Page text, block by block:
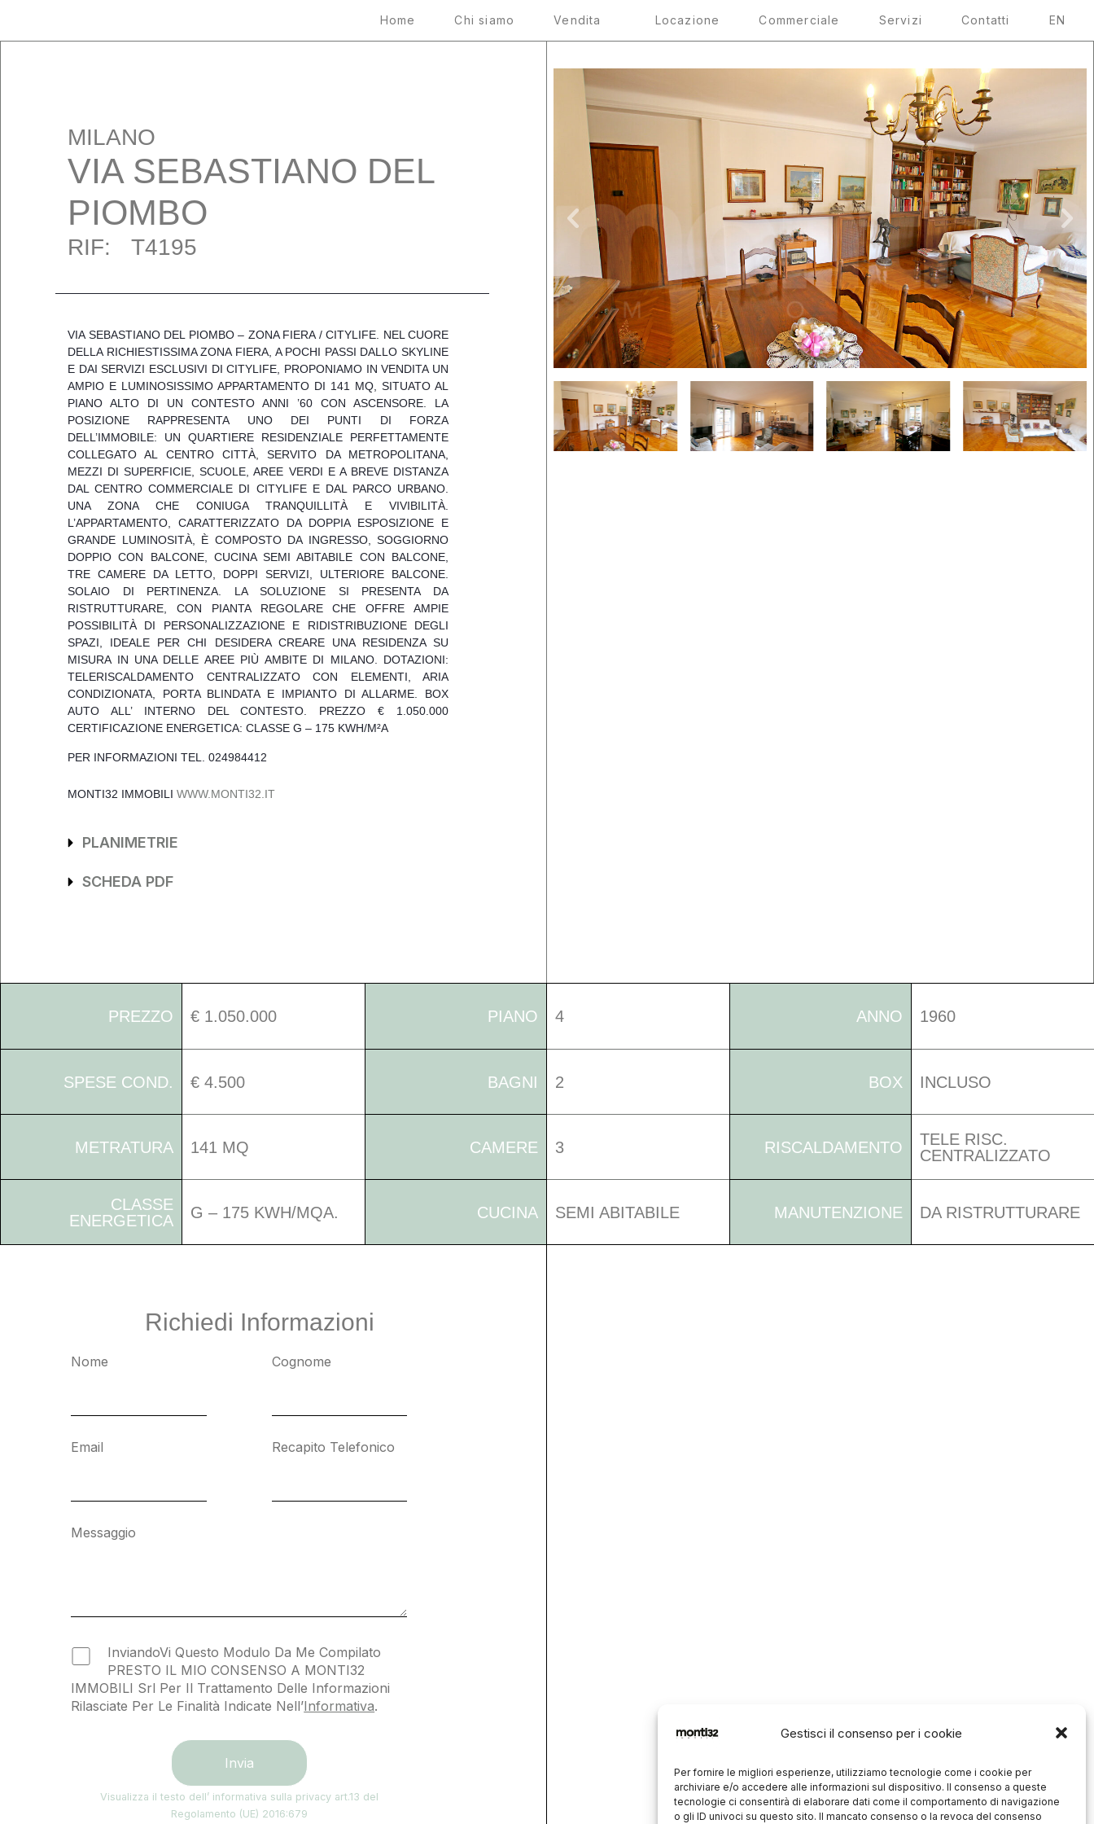
Gestisci il consenso per i cookie
Per fornire le migliori esperienze, utilizziamo tecnologie come i cookie per
archiviare e/o accedere alle informazioni sul dispositivo. Il consenso a queste
tecnologie ci consentirà di elaborare dati come il comportamento di navigazione
o gli ID univoci su questo sito. Il mancato consenso o la revoca del consenso
al
Home Chi siamo Vendita Locazione Commerciale Servizi Contatti EN
MILANO
VIA SEBASTIANO DEL
PIOMBO
RIF: T4195
VIA SEBASTIANO DEL PIOMBO – ZONA FIERA / CITYLIFE. NEL CUORE
DELLA RICHIESTISSIMA ZONA FIERA, A POCHI PASSI DALLO SKYLINE
E DAI SERVIZI ESCLUSIVI DI CITYLIFE, PROPONIAMO IN VENDITA UN
AMPIO E LUMINOSISSIMO APPARTAMENTO DI 141 MQ, SITUATO AL
PIANO ALTO DI UN CONTESTO ANNI ’60 CON ASCENSORE. LA
POSIZIONE RAPPRESENTA UNO DEI PUNTI DI FORZA
DELL’IMMOBILE: UN QUARTIERE RESIDENZIALE PERFETTAMENTE
COLLEGATO AL CENTRO CITTÀ, SERVITO DA METROPOLITANA,
MEZZI DI SUPERFICIE, SCUOLE, AREE VERDI E A BREVE DISTANZA
DAL CENTRO COMMERCIALE DI CITYLIFE E DAL PARCO URBANO.
UNA ZONA CHE CONIUGA TRANQUILLITÀ E VIVIBILITÀ.
L’APPARTAMENTO, CARATTERIZZATO DA DOPPIA ESPOSIZIONE E
GRANDE LUMINOSITÀ, È COMPOSTO DA INGRESSO, SOGGIORNO
DOPPIO CON BALCONE, CUCINA SEMI ABITABILE CON BALCONE,
TRE CAMERE DA LETTO, DOPPI SERVIZI, ULTERIORE BALCONE.
SOLAIO DI PERTINENZA. LA SOLUZIONE SI PRESENTA DA
RISTRUTTURARE, CON PIANTA REGOLARE CHE OFFRE AMPIE
POSSIBILITÀ DI PERSONALIZZAZIONE E RIDISTRIBUZIONE DEGLI
SPAZI, IDEALE PER CHI DESIDERA CREARE UNA RESIDENZA SU
MISURA IN UNA DELLE AREE PIÙ AMBITE DI MILANO. DOTAZIONI:
TELERISCALDAMENTO CENTRALIZZATO CON ELEMENTI, ARIA
CONDIZIONATA, PORTA BLINDATA E IMPIANTO DI ALLARME. BOX
AUTO ALL’ INTERNO DEL CONTESTO. PREZZO € 1.050.000
CERTIFICAZIONE ENERGETICA: CLASSE G – 175 KWH/M²A
PER INFORMAZIONI TEL. 024984412
MONTI32 IMMOBILIWWW.MONTI32.IT
PLANIMETRIE
SCHEDA PDF
PREZZO € 1.050.000
SPESE COND. € 4.500
METRATURA 141 MQ
CLASSE
ENERGETICA
G – 175 KWH/MQA.
PIANO 4
BAGNI 2
CAMERE 3
CUCINA SEMI ABITABILE
ANNO 1960
BOX INCLUSO
RISCALDAMENTO
TELE RISC.
CENTRALIZZATO
MANUTENZIONE DA RISTRUTTURARE
Richiedi Informazioni
Nome Cognome
Email Recapito Telefonico
Messaggio
InviandoVi Questo Modulo Da Me Compilato
PRESTO IL MIO CONSENSO A MONTI32
IMMOBILI Srl Per Il Trattamento Delle Informazioni
Rilasciate Per Le Finalità Indicate Nell’Informativa.
Visualizza il testo dell’ informativa sulla privacy art.13 del
Regolamento (UE) 2016:679